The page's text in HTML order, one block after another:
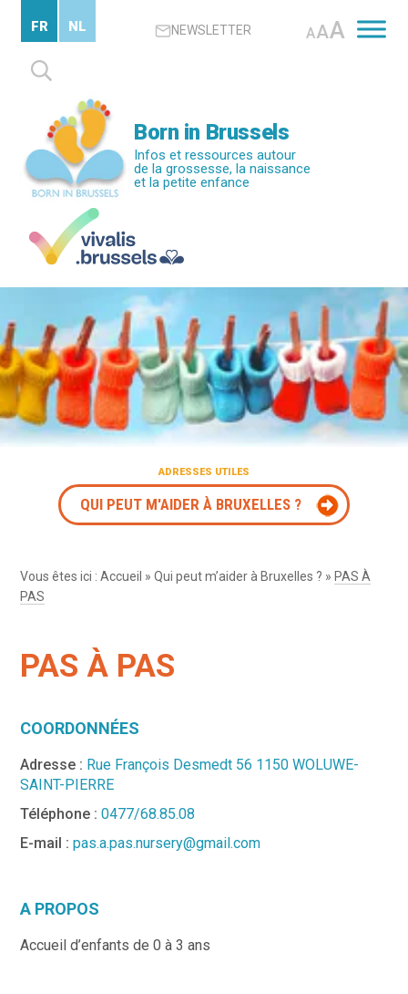
contenu
principal
NEWSLETTER AAA
Rechercher :
FR NL
Born in Brussels
Infos et ressources autour
de la grossesse, la naissance
et la petite enfance
ADRESSES UTILES
QUI PEUT M'AIDER À BRUXELLES ?
Vous êtes ici :Accueil »Qui peut m’aider à Bruxelles ? » PAS À
PAS
PAS À PAS
COORDONNÉES
Adresse : Rue François Desmedt 56 1150 WOLUWE-
SAINT-PIERRE
Téléphone :0477/68.85.08
E-mail : pas.a.pas.nursery@gmail.com
A PROPOS
Accueil d’enfants de 0 à 3 ans